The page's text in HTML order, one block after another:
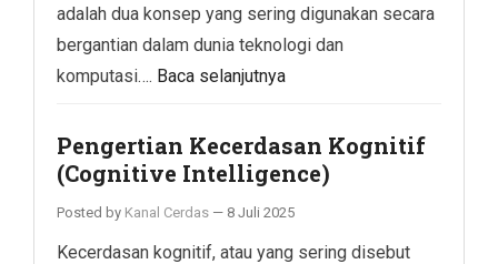
adalah dua konsep yang sering digunakan secara
bergantian dalam dunia teknologi dan
komputasi…. Baca selanjutnya
Pengertian Kecerdasan Kognitif
(Cognitive Intelligence)
Posted by Kanal Cerdas — 8 Juli 2025
Kecerdasan kognitif, atau yang sering disebut